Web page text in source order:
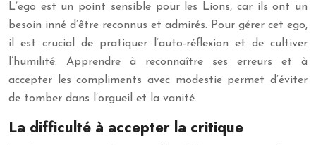
L’ego est un point sensible pour les Lions, car ils ont un
besoin inné d’être reconnus et admirés. Pour gérer cet ego,
il est crucial de pratiquer l’auto-réflexion et de cultiver
l’humilité. Apprendre à reconnaître ses erreurs et à
accepter les compliments avec modestie permet d’éviter
de tomber dans l’orgueil et la vanité.
La difficulté à accepter la critique